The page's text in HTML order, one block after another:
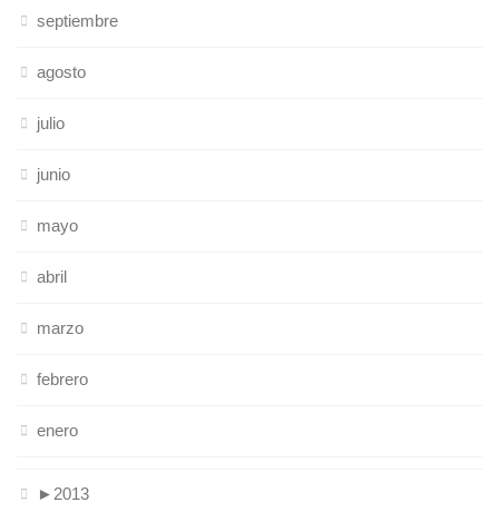
septiembre
agosto
julio
junio
mayo
abril
marzo
febrero
enero
► 2013